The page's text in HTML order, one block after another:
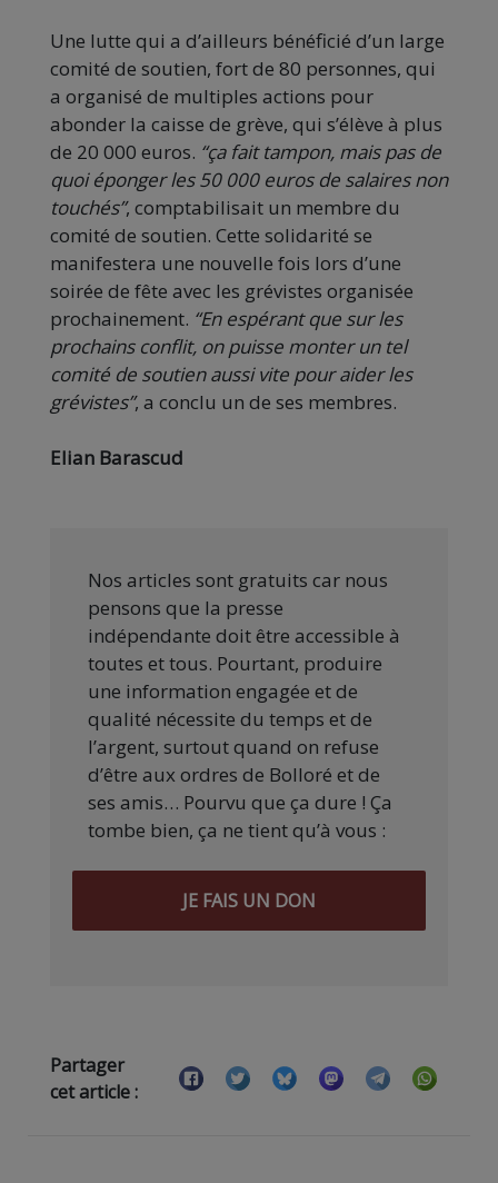
Une lutte qui a d’ailleurs bénéficié d’un large
comité de soutien, fort de 80 personnes, qui
a organisé de multiples actions pour
abonder la caisse de grève, qui s’élève à plus
de 20 000 euros. “ça fait tampon, mais pas de
quoi éponger les 50 000 euros de salaires non
touchés”, comptabilisait un membre du
comité de soutien. Cette solidarité se
manifestera une nouvelle fois lors d’une
soirée de fête avec les grévistes organisée
prochainement. “En espérant que sur les
prochains conflit, on puisse monter un tel
comité de soutien aussi vite pour aider les
grévistes”, a conclu un de ses membres.
Elian Barascud
Nos articles sont gratuits car nous
pensons que la presse
indépendante doit être accessible à
toutes et tous. Pourtant, produire
une information engagée et de
qualité nécessite du temps et de
l’argent, surtout quand on refuse
d’être aux ordres de Bolloré et de
ses amis… Pourvu que ça dure ! Ça
tombe bien, ça ne tient qu’à vous :
JE FAIS UN DON
Partager
cet article :